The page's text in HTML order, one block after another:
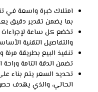
امتلاك خبرة واسعة في
بما يضمن تقدير دقيق
تخضع كل ساعة لإجراءات
والتفاصيل التقنية
تنفيذ البيع بطريقة
تضمن الدقة التامة وراحة
تحديد السعر يتم بناء
الحالي، والذي يهدف